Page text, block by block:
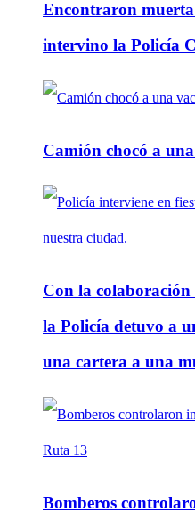
Encontraron muerta
intervino la Policía
Camión chocó a
Con la
la Policía detuvo a
una cartera a una
Bomberos